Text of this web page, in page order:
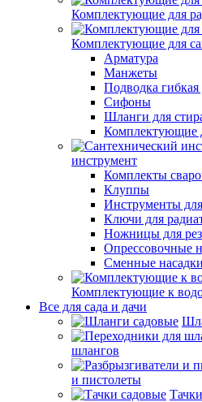
Комплектующие для
Комплектующие для
Арматура
Манжеты
Подводка
Сифоны
Шланги для
Комплектующие
инструмент
Комплекты
Клуппы
Инструменты
Ключи для
Ножницы для
Опрессовочные
Сменные
Комплектующие к
Все для сада и дачи
шлангов
и пистолеты